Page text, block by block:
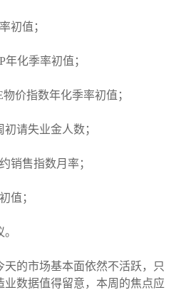
初值；
化季率初值；
价指数年化季率初值；
请失业金人数；
销售指数月率；
值；
天的市场基本面依然不活跃，只
业数据值得留意，本周的焦点应